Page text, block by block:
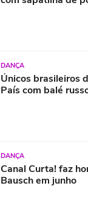
DANÇA
Únicos brasileiros
País com balé
DANÇA
Canal Curta! faz
Bausch em junho